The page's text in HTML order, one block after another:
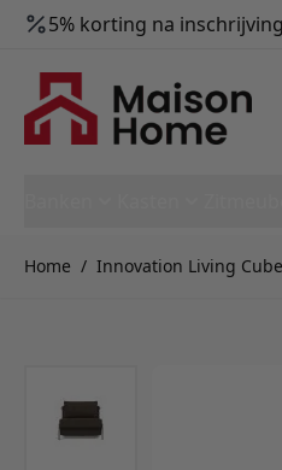
5% korting na
Home / Innovation Living
Innovation